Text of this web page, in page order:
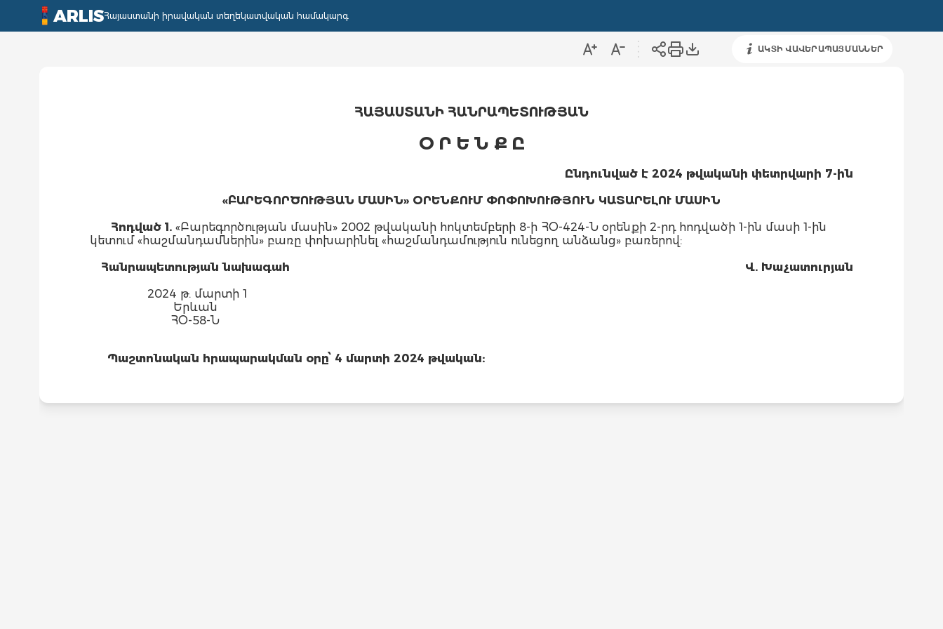
ARLISՀայաստանի իրավական տեղեկատվական համակարգ
ԱԿՏԻ ՎԱՎԵՐԱՊԱՅՄԱՆՆԵՐ
ՀԱՅԱՍՏԱՆԻ ՀԱՆՐԱՊԵՏՈՒԹՅԱՆ
Օ Ր Ե Ն Ք Ը
Ընդունված է 2024 թվականի փետրվարի 7-ին
«ԲԱՐԵԳՈՐԾՈՒԹՅԱՆ ՄԱՍԻՆ» ՕՐԵՆՔՈՒՄ ՓՈՓՈԽՈՒԹՅՈՒՆ ԿԱՏԱՐԵԼՈՒ ՄԱՍԻՆ
Հոդված 1. «Բարեգործության մասին» 2002 թվականի հոկտեմբերի 8-ի ՀՕ-424-Ն օրենքի 2-րդ հոդվածի 1-ին մասի 1-ին
կետում «հաշմանդամներին» բառը փոխարինել «հաշմանդամություն ունեցող անձանց» բառերով:
Հանրապետության նախագահ
Վ. Խաչատուրյան
2024 թ. մարտի 1
Երևան
ՀՕ-58-Ն
Պաշտոնական հրապարակման օրը՝ 4 մարտի 2024 թվական: